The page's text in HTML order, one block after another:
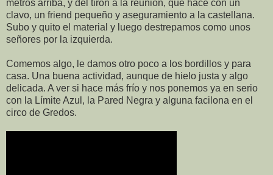
metros arriba, y del tirón a la reunión, que hace con un
clavo, un friend pequeño y aseguramiento a la castellana.
Subo y quito el material y luego destrepamos como unos
señores por la izquierda.
Comemos algo, le damos otro poco a los bordillos y para
casa. Una buena actividad, aunque de hielo justa y algo
delicada. A ver si hace más frío y nos ponemos ya en serio
con la Límite Azul, la Pared Negra y alguna facilona en el
circo de Gredos.